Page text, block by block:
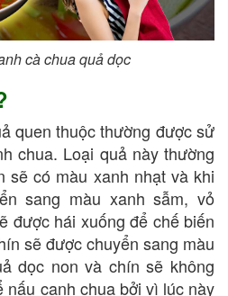
cà chua quả dọc
quen thuộc thường được sử
chua. Loại quả này thường
sẽ có màu xanh nhạt và khi
sang màu xanh sẫm, vỏ
được hái xuống để chế biến
sẽ được chuyển sang màu
dọc non và chín sẽ không
canh chua bởi vì lúc này